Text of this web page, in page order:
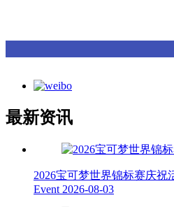
最新资讯
2026宝可梦世界锦标赛庆祝
Event 2026-08-03